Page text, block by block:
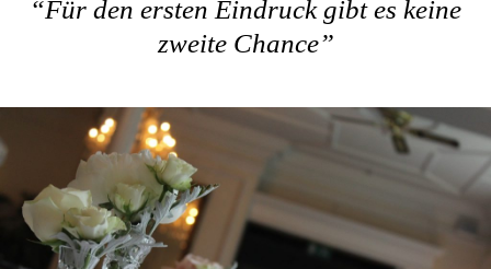
“Für den ersten Eindruck gibt es keine
zweite Chance”